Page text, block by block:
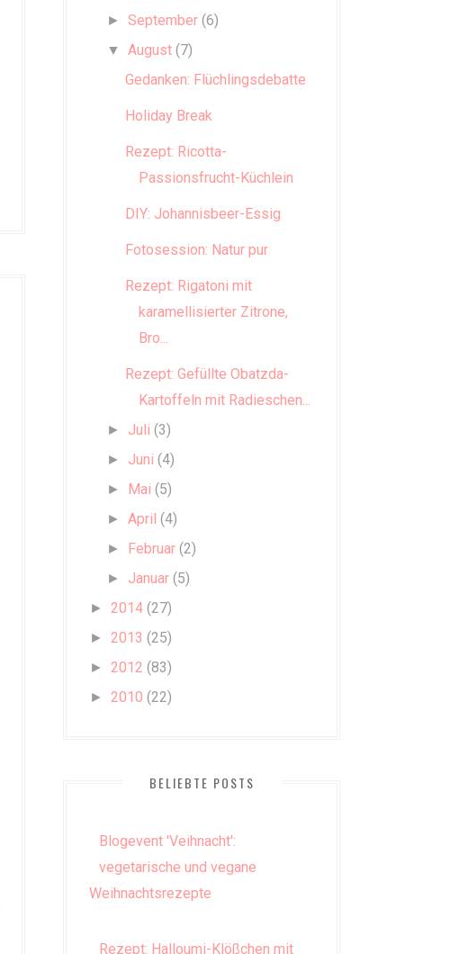
►September (6)
▼ August (7)
Gedanken: Flüchlingsdebatte
Holiday Break
Rezept: Ricotta-
Passionsfrucht-Küchlein
DIY: Johannisbeer-Essig
Fotosession: Natur pur
Rezept: Rigatoni mit
karamellisierter Zitrone,
Bro...
Rezept: Gefüllte Obatzda-
Kartoffeln mit Radieschen...
► Juli (3)
► Juni (4)
► Mai (5)
►April (4)
► Februar (2)
► Januar (5)
► 2014 (27)
► 2013 (25)
► 2012 (83)
► 2010 (22)
BELIEBTE POSTS
Blogevent 'Veihnacht':
vegetarische und vegane
Weihnachtsrezepte
Rezept: Halloumi-Klößchen mit